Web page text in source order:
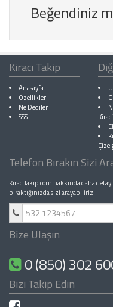
Beğendiniz
Kiracı Takip
Anasayfa
Özellikler
Ne Dediler
SSS
Telefon Bırakın Sizi
KiracıTakip.com hakkında daha
bıraktığınızda sizi arayabiliriz.
Bize Ulaşın
0 (850) 302
Bizi Takip Edin